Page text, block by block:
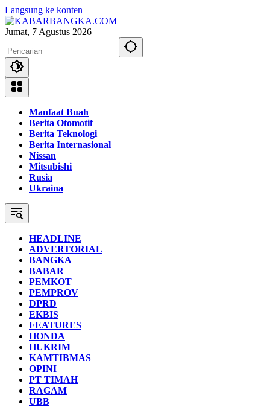
Langsung ke konten
Jumat, 7 Agustus 2026
Manfaat Buah
Berita Otomotif
Berita Teknologi
Berita Internasional
Nissan
Mitsubishi
Rusia
Ukraina
HEADLINE
ADVERTORIAL
BANGKA
BABAR
PEMKOT
PEMPROV
DPRD
EKBIS
FEATURES
HONDA
HUKRIM
KAMTIBMAS
OPINI
PT TIMAH
RAGAM
UBB